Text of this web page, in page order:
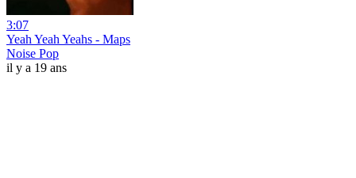
3:07
Yeah Yeah Yeahs - Maps
Noise Pop
il y a 19 ans